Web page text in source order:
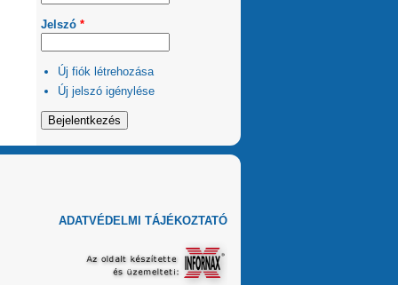
Jelszó *
Új fiók létrehozása
Új jelszó igénylése
ADATVÉDELMI TÁJÉKOZTATÓ